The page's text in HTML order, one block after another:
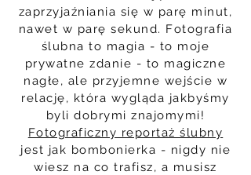
zaprzyjaźniania się w parę minut,
nawet w parę sekund. Fotografia
ślubna to magia - to moje
prywatne zdanie - to magiczne
nagłe, ale przyjemne wejście w
relację, która wygląda jakbyśmy
byli dobrymi znajomymi!
Fotograficzny reportaż ślubny
jest jak bombonierka - nigdy nie
wiesz na co trafisz, a musisz